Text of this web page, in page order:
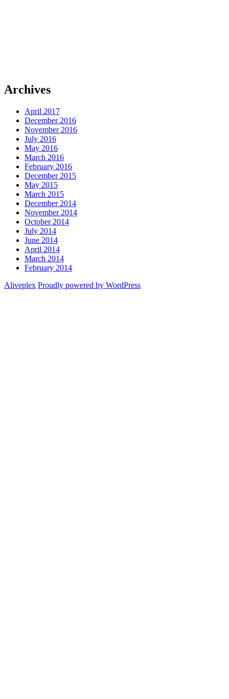
Archives
April 2017
December 2016
November 2016
July 2016
May 2016
March 2016
February 2016
December 2015
May 2015
March 2015
December 2014
November 2014
October 2014
July 2014
June 2014
April 2014
March 2014
February 2014
Aliveplex Proudly powered by WordPress